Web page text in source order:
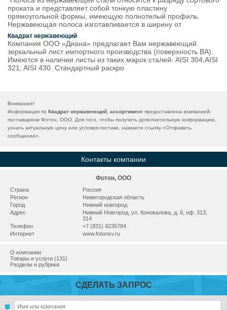
проката и представляет собой тонкую пластину
прямоугольной формы, имеющую полнотелый профиль.
Нержавеющая полоса изготавливается в ширину от
Квадрат нержавеющий
Компания ООО «Диана» предлагает Вам нержавеющий
зеркальный лист импортного производства (поверхность BA).
Имеются в наличии листы из таких марок сталей: AISI 304,AISI
321, AISI 430. Стандартный раскро
Внимание!
Информация по Квадрат нержавеющий, ассортимент предоставлена компанией-
поставщиком Фотон, ООО. Для того, чтобы получить дополнительную информацию,
узнать актуальную цену или условия постаки, нажмите ссылку «Отправить
сообщение».
Контакты компании
Фотон, ООО
Страна
Россия
Регион
Нижегородская область
Город
Нижний новгород
Адрес
Нижний Новгород, ул. Коновалова, д. 6, оф. 313,
314
Телефон
+7 (831) 4236784
Интернет
www.fotonsv.ru
О компании
Товары и услуги (131)
Разделы и рубрики
СДЕЛАТЬ ЗАПРОС